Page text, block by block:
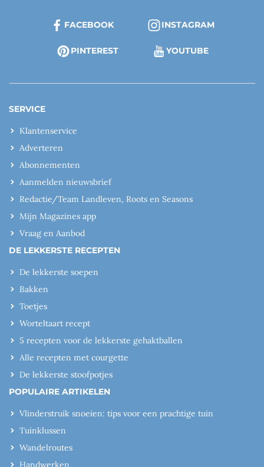
FACEBOOK INSTAGRAM
PINTEREST YOUTUBE
SERVICE
Klantenservice
Adverteren
Abonnementen
Aanmelden nieuwsbrief
Redactie/Team Landleven, Roots en Seasons
Mijn Magazines app
Vraag en Aanbod
DE LEKKERSTE RECEPTEN
De lekkerste soepen
Bakken
Toetjes
Worteltaart recept
5 recepten voor de lekkerste gehaktballen
Alle recepten met courgette
De lekkerste stoofpotjes
POPULAIRE ARTIKELEN
Vlinderstruik snoeien: tips voor een prachtige tuin
Tuinklussen
Wandelroutes
Handwerken